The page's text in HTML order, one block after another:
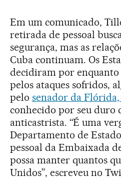
Em um comunicado,
retirada de pessoal
segurança, mas as
Cuba continuam. Os
decidiram por enquanto
pelos ataques sofridos,
pelo senador da
conhecido por seu duro
anticastrista. “É uma
Departamento de
pessoal da Embaixada
possa manter quantos
Unidos”, escreveu no